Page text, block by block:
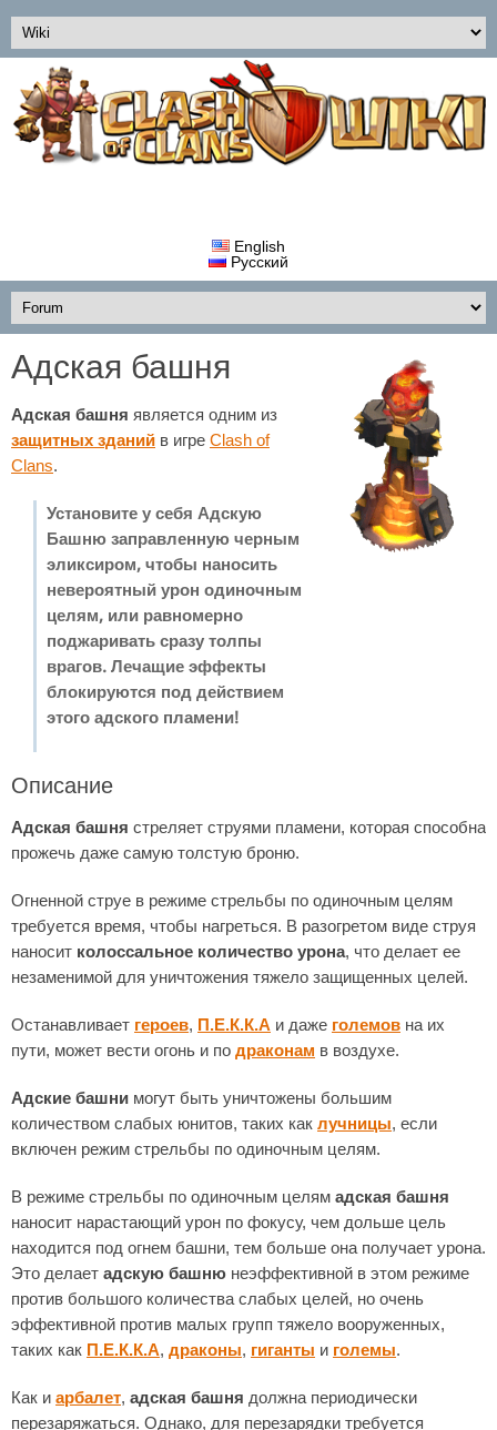
English
Русский
Адская башня
Адская башня является одним из
защитных зданий в игре Clash of
Clans.
Установите у себя Адскую
Башню заправленную черным
эликсиром, чтобы наносить
невероятный урон одиночным
целям, или равномерно
поджаривать сразу толпы
врагов. Лечащие эффекты
блокируются под действием
этого адского пламени!
Описание
Адская башня стреляет струями пламени, которая способна
прожечь даже самую толстую броню.
Огненной струе в режиме стрельбы по одиночным целям
требуется время, чтобы нагреться. В разогретом виде струя
наносит колоссальное количество урона, что делает ее
незаменимой для уничтожения тяжело защищенных целей.
Останавливает героев, П.Е.К.К.А и даже големов на их
пути, может вести огонь и по драконам в воздухе.
Адские башни могут быть уничтожены большим
количеством слабых юнитов, таких как лучницы, если
включен режим стрельбы по одиночным целям.
В режиме стрельбы по одиночным целям адская башня
наносит нарастающий урон по фокусу, чем дольше цель
находится под огнем башни, тем больше она получает урона.
Это делает адскую башню неэффективной в этом режиме
против большого количества слабых целей, но очень
эффективной против малых групп тяжело вооруженных,
таких как П.Е.К.К.А, драконы, гиганты и големы.
Как и арбалет, адская башня должна периодически
перезаряжаться. Однако, для перезарядки требуется